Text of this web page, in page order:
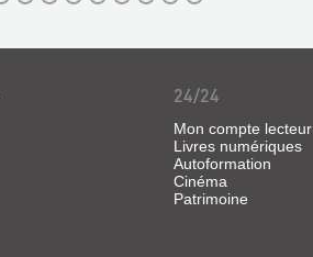
24/24
Mon compte lecteur
Livres numériques
Autoformation
Cinéma
Patrimoine